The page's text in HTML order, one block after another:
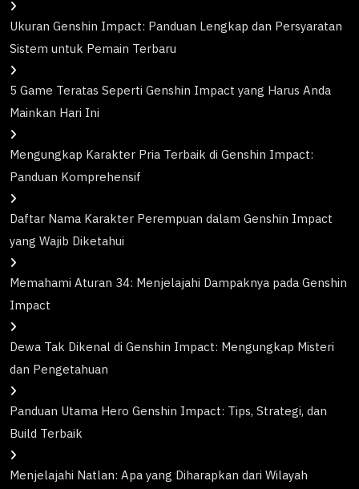
Ukuran Genshin Impact: Panduan Lengkap dan Persyaratan
Sistem untuk Pemain Terbaru
5 Game Teratas Seperti Genshin Impact yang Harus Anda
Mainkan Hari Ini
Mengungkap Karakter Pria Terbaik di Genshin Impact:
Panduan Komprehensif
Daftar Nama Karakter Perempuan dalam Genshin Impact
yang Wajib Diketahui
Memahami Aturan 34: Menjelajahi Dampaknya pada Genshin
Impact
Dewa Tak Dikenal di Genshin Impact: Mengungkap Misteri
dan Pengetahuan
Panduan Utama Hero Genshin Impact: Tips, Strategi, dan
Build Terbaik
Menjelajahi Natlan: Apa yang Diharapkan dari Wilayah